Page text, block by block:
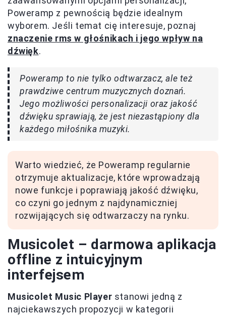
Poweramp z pewnością będzie idealnym
wyborem. Jeśli temat cię interesuje, poznaj
znaczenie rms w głośnikach i jego wpływ na
dźwięk.
Poweramp to nie tylko odtwarzacz, ale też
prawdziwe centrum muzycznych doznań.
Jego możliwości personalizacji oraz jakość
dźwięku sprawiają, że jest niezastąpiony dla
każdego miłośnika muzyki.
Warto wiedzieć, że Poweramp regularnie
otrzymuje aktualizacje, które wprowadzają
nowe funkcje i poprawiają jakość dźwięku,
co czyni go jednym z najdynamiczniej
rozwijających się odtwarzaczy na rynku.
Musicolet – darmowa aplikacja
offline z intuicyjnym
interfejsem
Musicolet Music Player stanowi jedną z
najciekawszych propozycji w kategorii